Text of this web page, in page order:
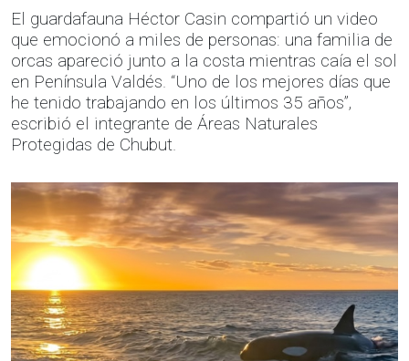
El guardafauna Héctor Casin compartió un video
que emocionó a miles de personas: una familia de
orcas apareció junto a la costa mientras caía el sol
en Península Valdés. “Uno de los mejores días que
he tenido trabajando en los últimos 35 años”,
escribió el integrante de Áreas Naturales
Protegidas de Chubut.